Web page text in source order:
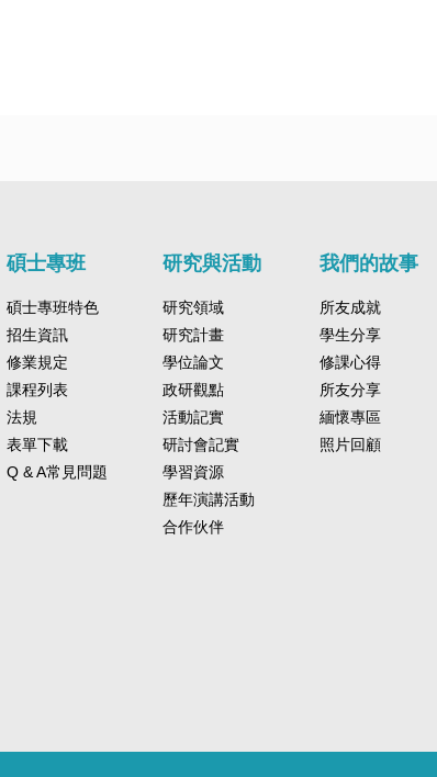
碩士專班
碩士專班特色
招生資訊
修業規定
課程列表
法規
表單下載
Q & A常見問題
研究與活動
研究領域
研究計畫
學位論文
政研觀點
活動記實
研討會記實
學習資源
歷年演講活動
合作伙伴
我們的故事
所友成就
學生分享
修課心得
所友分享
緬懷專區
照片回顧